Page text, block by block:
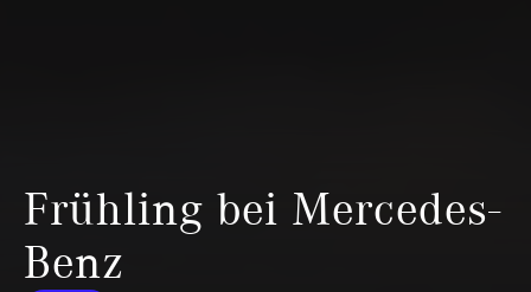
Frühling bei Mercedes-
Benz